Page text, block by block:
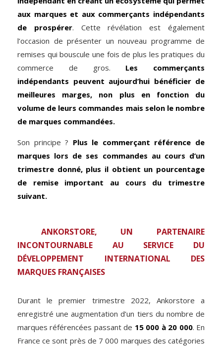
aux marques et aux commerçants indépendants
de prospérer. Cette révélation est également
l’occasion de présenter un nouveau programme de
remises qui bouscule une fois de plus les pratiques du
commerce de gros. Les commerçants
indépendants peuvent aujourd’hui bénéficier de
meilleures marges, non plus en fonction du
volume de leurs commandes mais selon le nombre
de marques commandées.
Son principe ? Plus le commerçant référence de
marques lors de ses commandes au cours d’un
trimestre donné, plus il obtient un pourcentage
de remise important au cours du trimestre
suivant.
ANKORSTORE, UN PARTENAIRE
INCONTOURNABLE AU SERVICE DU
DÉVELOPPEMENT INTERNATIONAL DES
MARQUES FRANÇAISES
Durant le premier trimestre 2022, Ankorstore a
enregistré une augmentation d’un tiers du nombre de
marques référencées passant de 15 000 à 20 000. En
France ce sont près de 7 000 marques des catégories